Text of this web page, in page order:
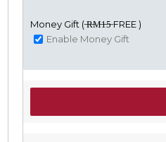
Money Gift ( ̶R̶M̶1̶5̶ FREE )
Enable Money Gift